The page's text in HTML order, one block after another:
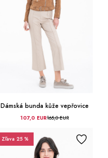
Dámská bunda kůže vepřovice
107,0 EUR165,0 EUR
Zľava 25 %